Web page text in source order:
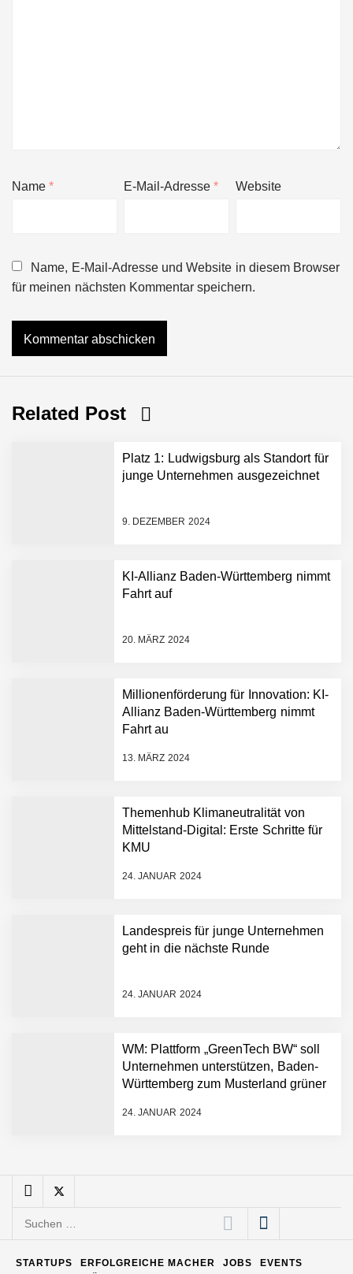
Name* E-Mail-Adresse* Website
Name, E-Mail-Adresse und Website in diesem Browser
für meinen nächsten Kommentar speichern.
Related Post
Platz 1: Ludwigsburg als Standort für
junge Unternehmen ausgezeichnet
9. DEZEMBER 2024
KI-Allianz Baden-Württemberg nimmt
Fahrt auf
20. MÄRZ 2024
Millionenförderung für Innovation: KI-
Allianz Baden-Württemberg nimmt
Fahrt au
13. MÄRZ 2024
Themenhub Klimaneutralität von
Mittelstand-Digital: Erste Schritte für
KMU
24. JANUAR 2024
Landespreis für junge Unternehmen
geht in die nächste Runde
24. JANUAR 2024
WM: Plattform „GreenTech BW“ soll
Unternehmen unterstützen, Baden-
Württemberg zum Musterland grüner
24. JANUAR 2024
NEURA Robotics gibt
Dollar bekannt, um den
Plattform zu beschleunigen
NEURA Robotics und
Amazon Web Services
starten strategische
AI breit auszurollen
Humanoider Roboter bringt
Hightech ins Stadion
Simulationsdienstleistung in
FiniteNow ermöglicht
Entwicklungsprozesse
Pyck im Employer Portrait
Maximilian Mack von Pyck
Software – flexibel, offen,
ELOPRINT im Employer
Suchen
STARTUPS ERFOLGREICHE MACHER JOBS
EVENTS